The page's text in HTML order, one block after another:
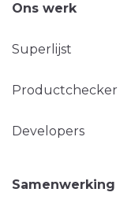
Ons werk
Superlijst
Productchecker
Developers
Samenwerking